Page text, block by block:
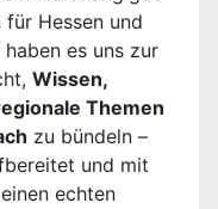
Hessen und
es uns zur
Wissen,
Themen
zu bündeln –
und mit
echten